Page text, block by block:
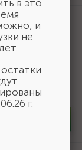
мм, 30 м,
рулон на
775)
в это
и
не
г.